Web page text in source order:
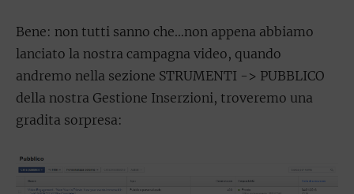
Bene: non tutti sanno che…non appena abbiamo
lanciato la nostra campagna video, quando
andremo nella sezione STRUMENTI -> PUBBLICO
della nostra Gestione Inserzioni, troveremo una
gradita sorpresa: